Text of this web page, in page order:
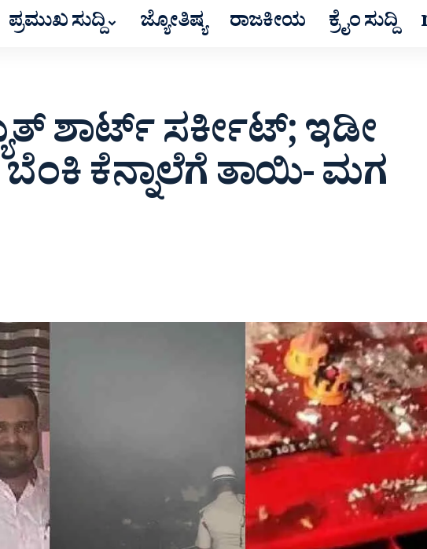
ಪ್ರಮುಖ ಸುದ್ದಿ ಜ್ಯೋತಿಷ್ಯ ರಾಜಕೀಯ ಕ್ರೈಂ ಸುದ್ದಿ
ಶಾರ್ಟ್ ಸರ್ಕೀಟ್‌; ಇಡೀ
ಬೆಂಕಿ ಕೆನ್ನಾಲೆಗೆ ತಾಯಿ- ಮಗ